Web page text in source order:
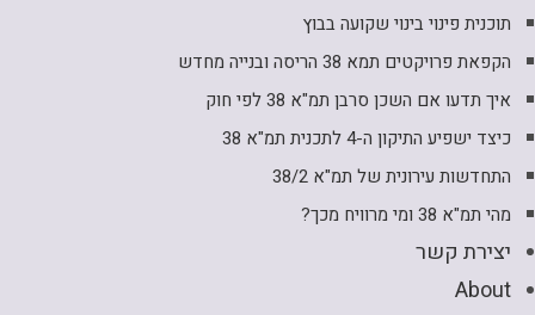
תוכנית פינוי בינוי שקועה בבוץ
הקפאת פרויקטים תמא 38 הריסה ובנייה מחדש
איך תדעו אם השכן סרבן תמ"א 38 לפי חוק
כיצד ישפיע התיקון ה-4 לתכנית תמ"א 38
התחדשות עירונית של תמ"א 38/2
מהי תמ"א 38 ומי מרוויח מכך?
יצירת קשר
About